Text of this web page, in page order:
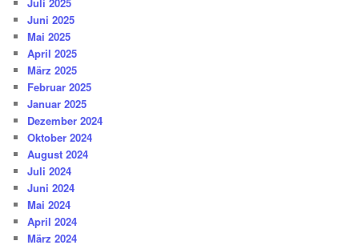
Juni 2025
Mai 2025
April 2025
März 2025
Februar 2025
Januar 2025
Dezember 2024
Oktober 2024
August 2024
Juli 2024
Juni 2024
Mai 2024
April 2024
März 2024